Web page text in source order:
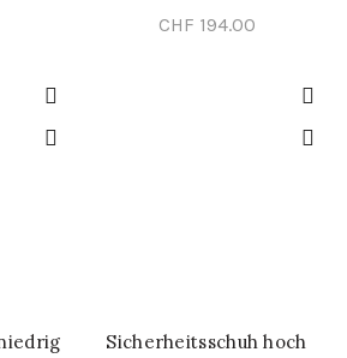
CHF 194.00
SCHNELL-EINKAUF
Sicherheitsschuh hoch